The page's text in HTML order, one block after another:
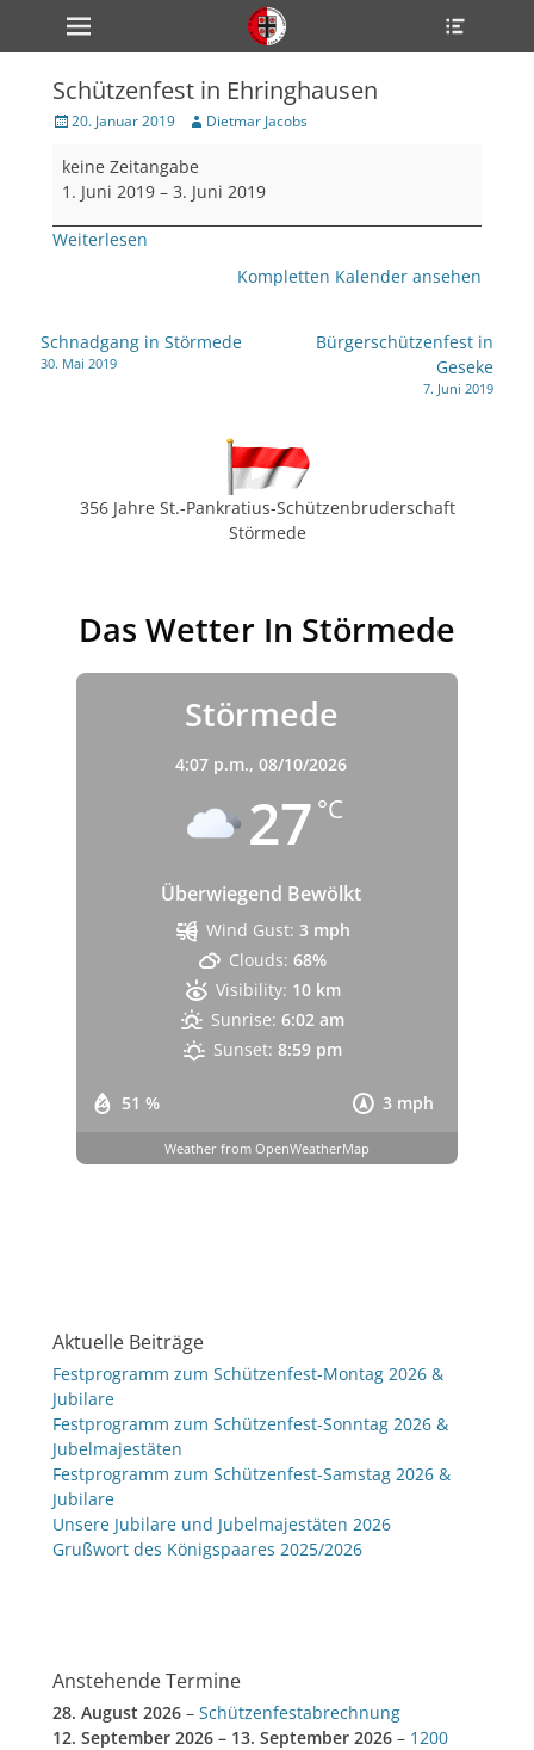
zum
Inhalt
Primärmenü
Schützenfest in Ehringhausen
Veröffentlicht
20. Januar 2019 Author
Dietmar Jacobs
Schützenfest
in
Ehringhausen
keine Zeitangabe
1. Juni 2019 – 3. Juni 2019
Weiterlesen
Kompletten Kalender ansehen
Beitragsnavigation
Schnadgang in Störmede
30. Mai 2019
Bürgerschützenfest in
Geseke
7. Juni 2019
356 Jahre St.-Pankratius-Schützenbruderschaft
Störmede
Das Wetter In Störmede
Störmede
4:07 p.m., 08/10/2026
27 °C
Überwiegend Bewölkt
51 % 3 mph
Wind Gust: 3 mph
Clouds: 68%
Visibility: 10 km
Sunrise: 6:02 am
Sunset: 8:59 pm
Weather from OpenWeatherMap
Aktuelle Beiträge
Festprogramm zum Schützenfest-Montag 2026 &
Jubilare
Festprogramm zum Schützenfest-Sonntag 2026 &
Jubelmajestäten
Festprogramm zum Schützenfest-Samstag 2026 &
Jubilare
Unsere Jubilare und Jubelmajestäten 2026
Grußwort des Königspaares 2025/2026
Anstehende Termine
28. August 2026 – Schützenfestabrechnung
12. September 2026 – 13. September 2026 – 1200